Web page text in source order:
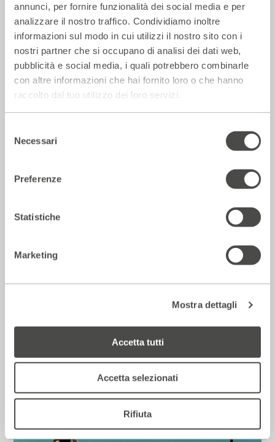
annunci, per fornire funzionalità dei social media e per
analizzare il nostro traffico. Condividiamo inoltre
informazioni sul modo in cui utilizzi il nostro sito con i
nostri partner che si occupano di analisi dei dati web,
pubblicità e social media, i quali potrebbero combinarle
con altre informazioni che hai fornito loro o che hanno
raccolto dal tuo utilizzo dei loro servizi.
delNecessari
Preferenze
Statistiche
Marketing
Mostra dettagli
Accetta tutti
Accetta selezionati
Rifiuta
La Repubblica – In scena gli eroi di
strada secondo Raffaele Viviani
Rassegna Stampa
Corriere della sera – Io, tra Ferragni e
Frassica